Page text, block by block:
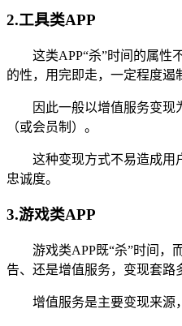
2.工具类APP
这类APP“杀”时间的属性
的性，用完即走，一定程度遏
因此一般以增值服务变现
（或会员制）。
这种变现方式不易造成用
忠诚度。
3.游戏类APP
游戏类APP既“杀”时间，
告、还是增值服务，变现套路
增值服务是主要变现来源